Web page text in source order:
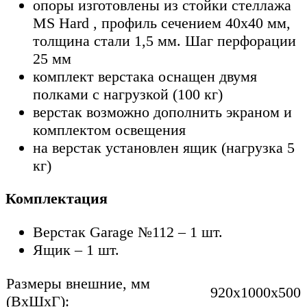
опоры изготовлены из стойки стеллажа
MS Hard , профиль сечением 40х40 мм,
толщина стали 1,5 мм. Шаг перфорации
25 мм
комплект верстака оснащен двумя
полками с нагрузкой (100 кг)
верстак возможно дополнить экраном и
комплектом освещения
на верстак установлен ящик (нагрузка 5
кг)
Комплектация
Верстак Garage №112 – 1 шт.
Ящик – 1 шт.
Размеры внешние, мм
(ВхШхГ):
920x1000x500